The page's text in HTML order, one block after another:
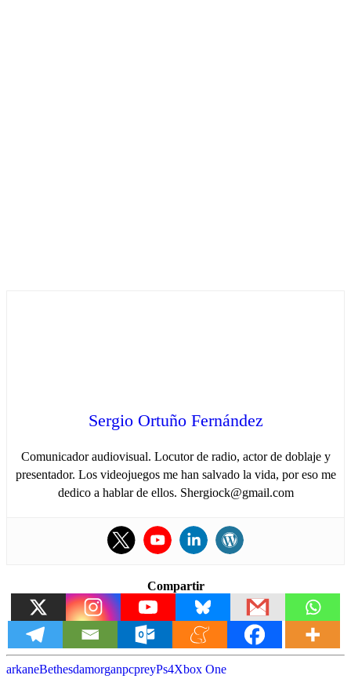
Sergio Ortuño Fernández
Comunicador audiovisual. Locutor de radio, actor de doblaje y
presentador. Los videojuegos me han salvado la vida, por eso me
dedico a hablar de ellos. Shergiock@gmail.com
Compartir
arkaneBethesdamorganpcpreyPs4Xbox One